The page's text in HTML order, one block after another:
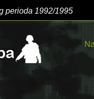
perioda 1992/1995